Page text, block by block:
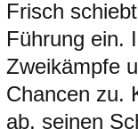
Frisch
Führung ein.
Zweikämpfe
Chancen zu.
ab, seinen